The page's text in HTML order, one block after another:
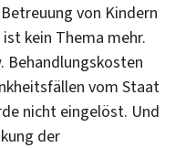
von Kindern
kein Thema mehr.
Behandlungskosten
vom Staat
nicht eingelöst. Und
der